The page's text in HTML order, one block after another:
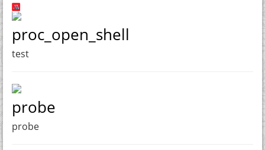
proc_open_shell
test
probe
probe